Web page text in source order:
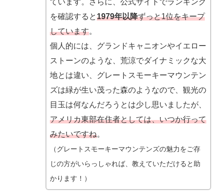
ています。さらに、公式サイトでランキング
を確認すると1979年以降ずっと1位をキープ
しています。
個人的には、グランドキャニオンやイエロー
ストーンのような、荒涼でダイナミックな大
地とは違い、グレートスモーキーマウンテン
ズは緑が生い茂った森のようなので、観光の
目玉は何なんだろうとは少し思いましたが、
アメリカ東部在住者としては、いつか行って
みたいですね。
（グレートスモーキーマウンテンズの魅力をご存
じの方がいらっしゃれば、教えていただけると助
かります！ ）